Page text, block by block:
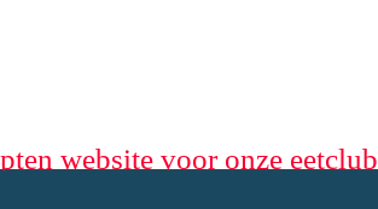
website voor onze eetclub